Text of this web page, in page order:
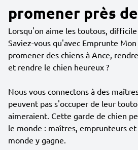
promener près
Lorsqu'on aime les toutous, difficile
Saviez-vous qu'avec Emprunte
promener des chiens à Ance,
et rendre le chien heureux ?
Nous vous connectons à des
peuvent pas s'occuper de leur
aimeraient. Cette garde de chien
le monde : maîtres, emprunteurs et
monde y gagne.